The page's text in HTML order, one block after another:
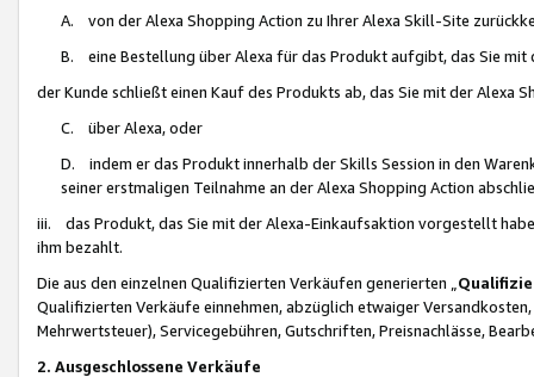
A. von der Alexa Shopping Action zu Ihrer Alexa Skill-Site
B. eine Bestellung über Alexa für das Produkt aufgibt, das Sie mit
der Kunde schließt einen Kauf des Produkts ab, das Sie mit der Alexa
C. über Alexa, oder
D. indem er das Produkt innerhalb der Skills Session in den
seiner erstmaligen Teilnahme an der Alexa Shopping Action
iii. das Produkt, das Sie mit der Alexa-Einkaufsaktion vorgestellt
ihm bezahlt.
Die aus den einzelnen Qualifizierten Verkäufen generierten „
Qualifizierten Verkäufe einnehmen, abzüglich etwaiger
Mehrwertsteuer), Servicegebühren, Gutschriften, Preisnachlässe,
2. Ausgeschlossene Verkäufe